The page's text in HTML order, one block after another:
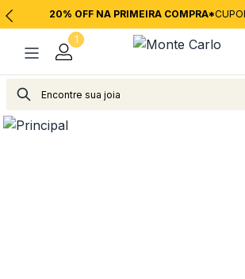
20% OFF NA PRIMEIRA COMPRA*
1
Joias